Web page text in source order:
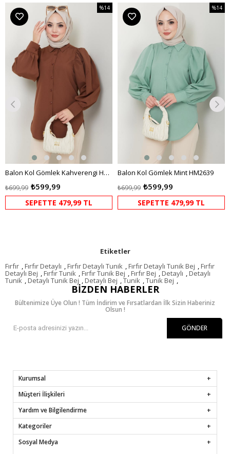
Balon Kol Gömlek Kahverengi HM2639
₺599,99
₺699,99
%14
SEPETTE 479,99 TL
Balon Kol Gömlek Mint HM2639
₺599,99
₺699,99
%14
SEPETTE 479,99 TL
Etiketler
Fırfır
Fırfır Detaylı Fırfır Detaylı Tunik Fırfır Detaylı Tunik Bej Fırfır
Detaylı Bej Fırfır Tunik Fırfır Tunik Bej Fırfır Bej ,Detaylı Detaylı
Tunik Detaylı Tunik Bej Detaylı Bej Tunik Tunik Bej ,
BIZDEN HABERLER
Bültenimize Üye Olun ! Tüm İndirim ve Fırsatlardan İlk Sizin Haberiniz
Olsun !
GÖNDER
Kurumsal
Müşteri İlişkileri
Yardım ve Bilgilendirme
Kategoriler
Sosyal Medya